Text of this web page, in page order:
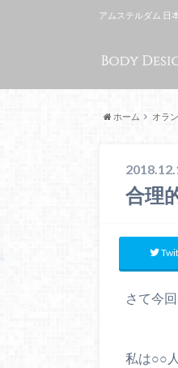
アムステルダム 日
ホーム オラ
合理
さて今回
私は○○